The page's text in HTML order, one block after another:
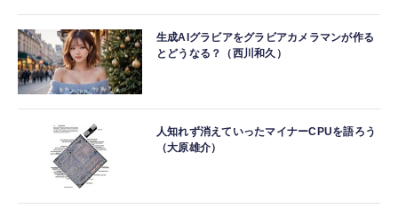
生成AIグラビアをグラビアカメラマンが作る
とどうなる？（西川和久）
人知れず消えていったマイナーCPUを語ろう
（大原雄介）